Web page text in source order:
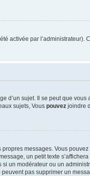
activée par
sujet. Il se peut que
sujets, Vous pouvez joindre
messages. Vous
un petit texte
un modérateur ou un
pas supprimer un